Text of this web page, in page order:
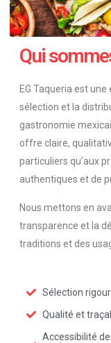
Qui
EG Taqueria est
sélection et la
gastronomie
offre claire,
particuliers qu’aux
authentiques et de
Nous mettons en
transparence et la
traditions et des
Sélection
Qualité et
Accessibilité